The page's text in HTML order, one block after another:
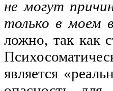
не могут
только в моем
ложно, так как
является